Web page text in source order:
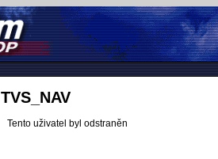
TVS_NAV
Tento uživatel byl odstraněn